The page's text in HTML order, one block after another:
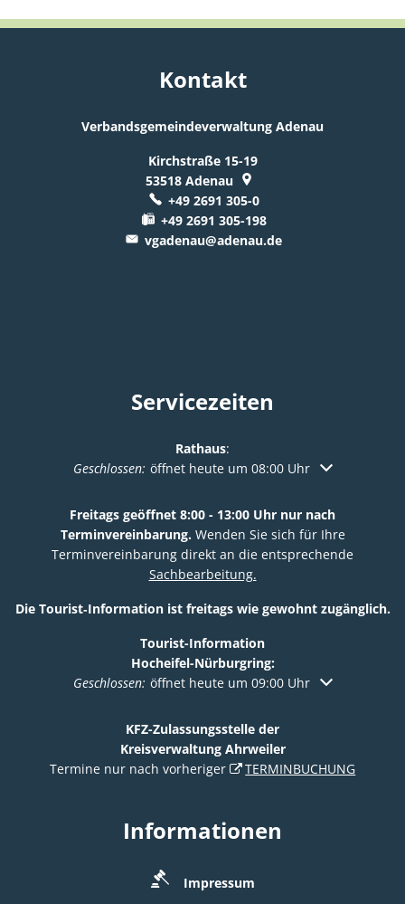
Kontakt
Verbandsgemeindeverwaltung Adenau
Kirchstraße 15-19
53518 Adenau
+49 2691 305-0
+49 2691 305-198
vgadenau@adenau.de
Servicezeiten
Rathaus:
Klicken, um weitere Öffnungs- oder Schließzeiten
Geschlossen: öffnet heute um 08:00 Uhr
Freitags geöffnet 8:00 - 13:00 Uhr nur nach
Terminvereinbarung. Wenden Sie sich für Ihre
Terminvereinbarung direkt an die entsprechende
Sachbearbeitung.
Die Tourist‑Information ist freitags wie gewohnt zugänglich.
Tourist-Information
Hocheifel-Nürburgring:
Klicken, um weitere Öffnungs- oder Schließzeiten
Geschlossen: öffnet heute um 09:00 Uhr
KFZ-Zulassungsstelle der
Kreisverwaltung Ahrweiler
Termine nur nach vorheriger
TERMINBUCHUNG
Informationen
Impressum